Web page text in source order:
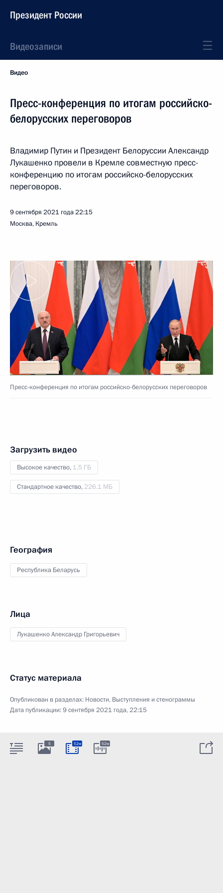
Президент России
Видеозаписи
Видео
Пресс-конференция по итогам российско-
белорусских переговоров
Владимир Путин и Президент Белоруссии Александр
Лукашенко провели в Кремле совместную пресс-
конференцию по итогам российско-белорусских
переговоров.
9 сентября 2021 года22:15
Москва, Кремль
Пресс-конференция по итогам российско-белорусских переговоров
Загрузить видео
Высокое качество, 1.5 ГБ
Стандартное качество, 226.1 МБ
География
Республика Беларусь
Лица
Лукашенко Александр Григорьевич
Статус материала
Опубликован в разделах: Новости, Выступления и стенограммы
Дата публикации:9 сентября 2021 года, 22:15
5 52м 52м